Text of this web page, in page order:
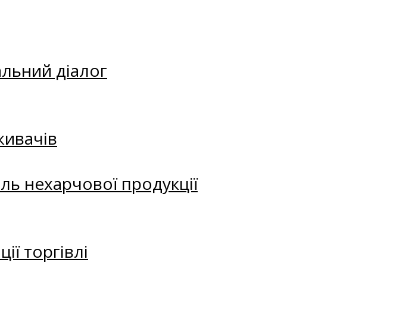
діалог
нехарчової продукції
торгівлі